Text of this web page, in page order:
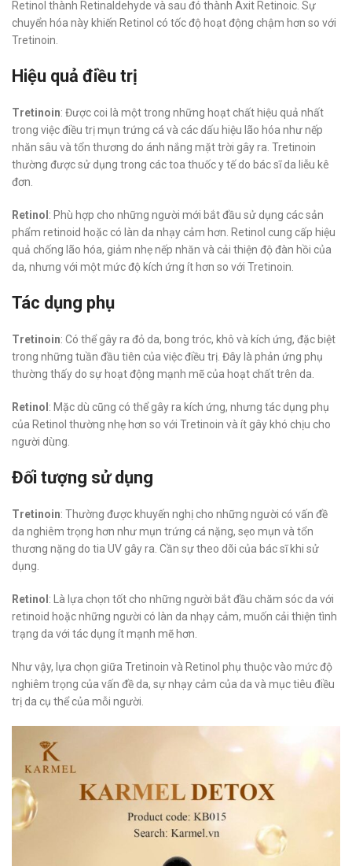
Retinol thành Retinaldehyde và sau đó thành Axit Retinoic. Sự
chuyển hóa này khiến Retinol có tốc độ hoạt động chậm hơn so với
Tretinoin.
Hiệu quả điều trị
Tretinoin: Được coi là một trong những hoạt chất hiệu quả nhất
trong việc điều trị mụn trứng cá và các dấu hiệu lão hóa như nếp
nhăn sâu và tổn thương do ánh nắng mặt trời gây ra. Tretinoin
thường được sử dụng trong các toa thuốc y tế do bác sĩ da liễu kê
đơn.
Retinol : Phù hợp cho những người mới bắt đầu sử dụng các sản
phẩm retinoid hoặc có làn da nhạy cảm hơn. Retinol cung cấp hiệu
quả chống lão hóa, giảm nhẹ nếp nhăn và cải thiện độ đàn hồi của
da, nhưng với một mức độ kích ứng ít hơn so với Tretinoin.
Tác dụng phụ
Tretinoin: Có thể gây ra đỏ da, bong tróc, khô và kích ứng, đặc biệt
trong những tuần đầu tiên của việc điều trị. Đây là phản ứng phụ
thường thấy do sự hoạt động mạnh mẽ của hoạt chất trên da.
Retinol : Mặc dù cũng có thể gây ra kích ứng, nhưng tác dụng phụ
của Retinol thường nhẹ hơn so với Tretinoin và ít gây khó chịu cho
người dùng.
Đối tượng sử dụng
Tretinoin: Thường được khuyến nghị cho những người có vấn đề
da nghiêm trọng hơn như mụn trứng cá nặng, sẹo mụn và tổn
thương nặng do tia UV gây ra. Cần sự theo dõi của bác sĩ khi sử
dụng.
Retinol : Là lựa chọn tốt cho những người bắt đầu chăm sóc da với
retinoid hoặc những người có làn da nhạy cảm, muốn cải thiện tình
trạng da với tác dụng ít mạnh mẽ hơn.
Như vậy, lựa chọn giữa Tretinoin và Retinol phụ thuộc vào mức độ
nghiêm trọng của vấn đề da, sự nhạy cảm của da và mục tiêu điều
trị da cụ thể của mỗi người.